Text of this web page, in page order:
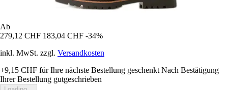
Ab
279,12 CHF 183,04 CHF -34%
inkl. MwSt. zzgl. Versandkosten
+9,15 CHF für Ihre nächste Bestellung geschenkt Nach Bestätigung
Ihrer Bestellung gutgeschrieben